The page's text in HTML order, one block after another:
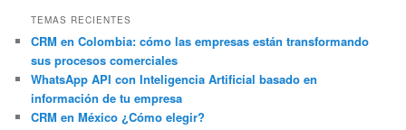
TEMAS RECIENTES
CRM en Colombia: cómo las empresas están transformando
sus procesos comerciales
WhatsApp API con Inteligencia Artificial basado en
información de tu empresa
CRM en México ¿Cómo elegir?